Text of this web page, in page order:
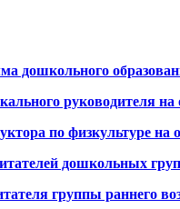
дошкольного
руководителя
по физкультуре
дошкольных
группы раннего